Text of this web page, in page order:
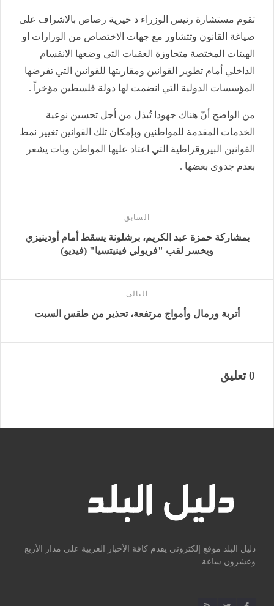
تقوم مستشارة رئيس الوزراء د خيرية رصاص بالاشراف على
صياغة القانون وتتشاور مع جهات الاختصاص من الوزارات او
الهيئات المختصة متجاوزة العقبات التي وضعها الانقسام
الداخلي أمام تطوير القوانين ومقاربتها للقوانين التي تفرضها
المؤسسات الدولية التي انضمت لها دولة فلسطين مؤخراً .
من الواضح أنّ هناك جهودا تُبذل من أجل تحسين نوعية
الخدمات المقدمة للمواطنين وبإمكان تلك القوانين تغيير نمط
القوانين البيروقراطية التي اعتاد عليها المواطن وبات يشعر
بعدم جدوى بعضها .
السابق
بمشاركة حمزة عبد الكريم، برشلونة يسقط أمام أودينيزي
ويخسر لقب "فريولي فينيتسيا" (فيديو)
التالى
أتربة ورمال وأمواج مرتفعة، تحذير من طقس السبت
0 تعليق
دليل البلد موقع إلكتروني يقدم كافة الأخبار العربية علي مدار الأربع
وعشرون ساعة